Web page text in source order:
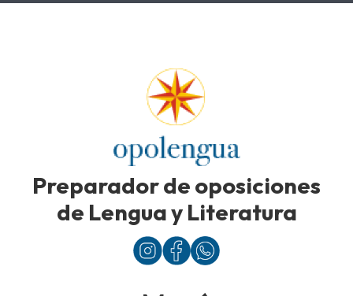
Preparador de oposiciones
de Lengua y Literatura